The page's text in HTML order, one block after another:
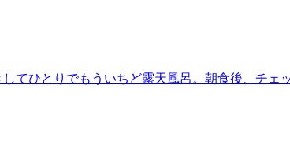
してひとりでもういちど露天風呂。朝食後、チェ